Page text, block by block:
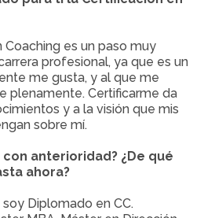
Coaching es un paso muy
profesional, ya que es un
me gusta, y al que me
plenamente. Certificarme da
y a la visión que mis
sobre mí.
anterioridad? ¿De qué
ahora?
Diplomado en CC.